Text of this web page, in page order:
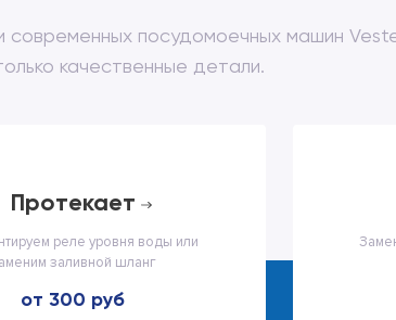
посудомоечных машин
качественные детали.
протекает
реле уровня воды или
заливной шланг
от 300 руб